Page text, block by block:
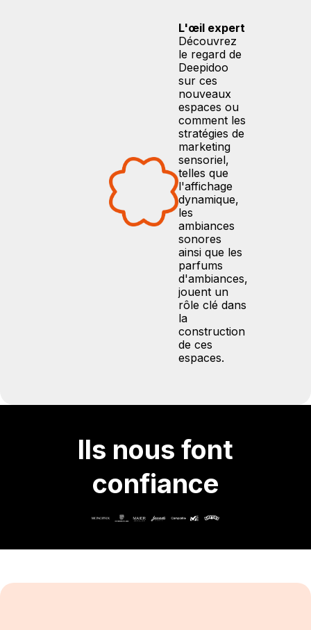
L'œil expert
Découvrez
le regard de
Deepidoo
sur ces
nouveaux
espaces ou
comment les
stratégies de
marketing
sensoriel,
telles que
l'affichage
dynamique,
les
ambiances
sonores
ainsi que les
parfums
d'ambiances,
jouent un
rôle clé dans
la
construction
de ces
espaces.
Ils nous font
confiance